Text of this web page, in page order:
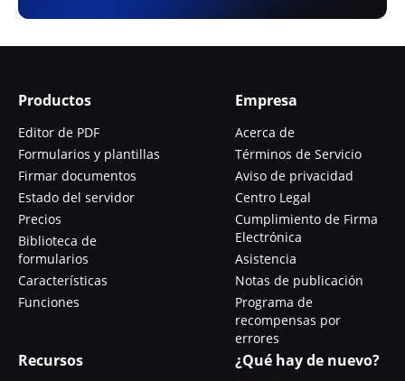
Productos
Editor de PDF
Formularios y plantillas
Firmar documentos
Estado del servidor
Precios
Biblioteca de
formularios
Características
Funciones
Empresa
Acerca de
Términos de Servicio
Aviso de privacidad
Centro Legal
Cumplimiento de Firma
Electrónica
Asistencia
Notas de publicación
Programa de
recompensas por
errores
Recursos ¿Qué hay de nuevo?